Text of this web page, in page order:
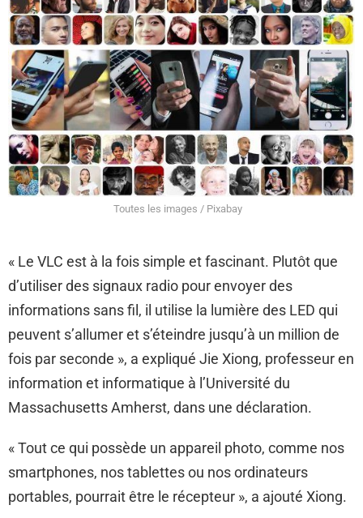
Toutes les images / Pixabay
« Le VLC est à la fois simple et fascinant. Plutôt que
d’utiliser des signaux radio pour envoyer des
informations sans fil, il utilise la lumière des LED qui
peuvent s’allumer et s’éteindre jusqu’à un million de
fois par seconde », a expliqué Jie Xiong, professeur en
information et informatique à l’Université du
Massachusetts Amherst, dans une déclaration.
« Tout ce qui possède un appareil photo, comme nos
smartphones, nos tablettes ou nos ordinateurs
portables, pourrait être le récepteur », a ajouté Xiong.